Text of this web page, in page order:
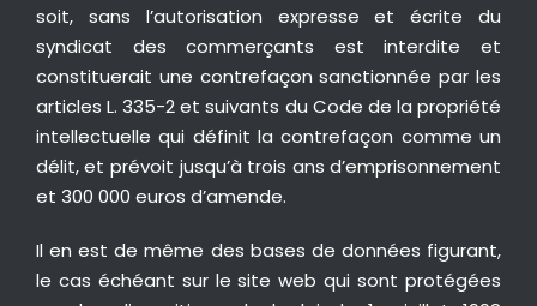
soit, sans l’autorisation expresse et écrite du
syndicat des commerçants est interdite et
constituerait une contrefaçon sanctionnée par les
articles L. 335-2 et suivants du Code de la propriété
intellectuelle qui définit la contrefaçon comme un
délit, et prévoit jusqu’à trois ans d’emprisonnement
et 300 000 euros d’amende.
Il en est de même des bases de données figurant,
le cas échéant sur le site web qui sont protégées